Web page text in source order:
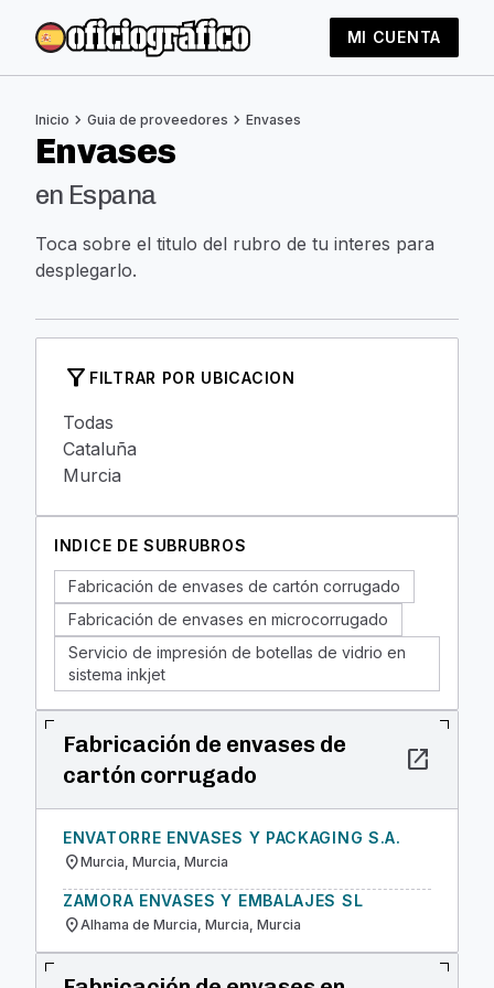
MI CUENTA
Inicio chevron_right Guia de proveedores chevron_right Envases
Envases
en Espana
Toca sobre el titulo del rubro de tu interes para
desplegarlo.
filter_alt FILTRAR POR UBICACION
Todas
Cataluña
Murcia
INDICE DE SUBRUBROS
Fabricación de envases de cartón corrugado
Fabricación de envases en microcorrugado
Servicio de impresión de botellas de vidrio en
sistema inkjet
Fabricación de envases de
cartón corrugado
open_in_new
ENVATORRE ENVASES Y PACKAGING S.A.
location_onMurcia, Murcia, Murcia
ZAMORA ENVASES Y EMBALAJES SL
location_onAlhama de Murcia, Murcia, Murcia